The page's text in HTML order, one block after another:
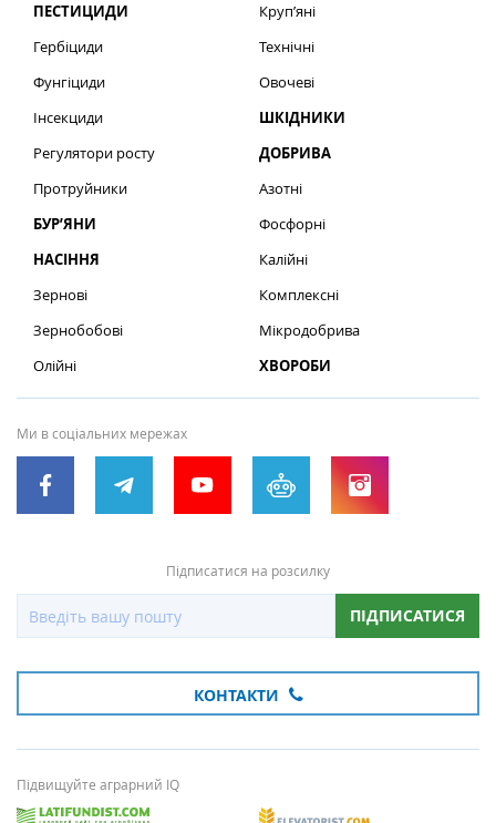
ПЕСТИЦИДИ
Гербіциди
Фунгіциди
Інсекциди
Регулятори росту
Протруйники
БУР’ЯНИ
НАСІННЯ
Зернові
Зернобобові
Олійні
Круп’яні
Технічні
Овочеві
ШКІДНИКИ
ДОБРИВА
Азотні
Фосфорні
Калійні
Комплексні
Мікродобрива
ХВОРОБИ
Ми в соціальних мережах
Підписатися на розсилку
ПІДПИСАТИСЯ
КОНТАКТИ
Підвищуйте аграрний IQ